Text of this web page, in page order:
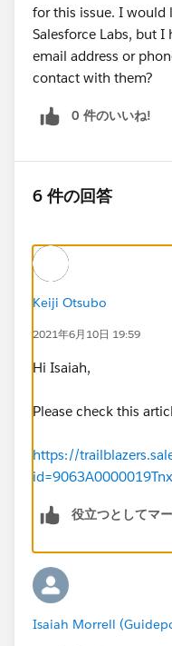
for this issue. I would
Salesforce Labs, but I
email address or
contact with them?
0 件のいいね!
6 件の回答
Keiji Otsubo
2021年6月10日 19:59
Hi Isaiah,
Please check this
https://
役立つとしてマ
Isaiah Morrell